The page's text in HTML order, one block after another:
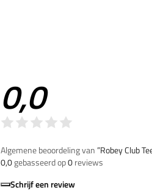
0,0
Algemene beoordeling van”Robey Club
0,0gebasseerd op0reviews
Schrijf een review